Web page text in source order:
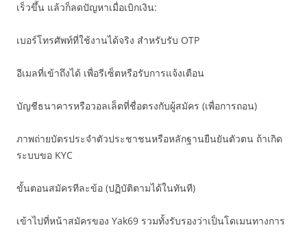
เร็วขึ้น แล้วก็ลดปัญหาเมื่อเบิกเงิน:
เบอร์โทรศัพท์ที่ใช้งานได้จริง สำหรับรับ OTP
อีเมลที่เข้าถึงได้ เพื่อรีเซ็ตหรือรับการแจ้งเตือน
บัญชีธนาคารหรือวอลเล็ตที่ชื่อตรงกับผู้สมัคร (เพื่อการถอน)
ภาพถ่ายบัตรประจำตัวประชาชนหรือหลักฐานยืนยันตัวตน ถ้าเกิด
ระบบขอ KYC
ขั้นตอนสมัครทีละข้อ (ปฏิบัติตามได้ในทันที)
เข้าไปที่หน้าสมัครของ Yak69 รวมทั้งรับรองว่าเป็นโดเมนทางการ